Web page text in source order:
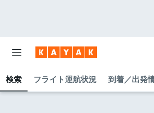
検索 フライト運航状況 到着／出発